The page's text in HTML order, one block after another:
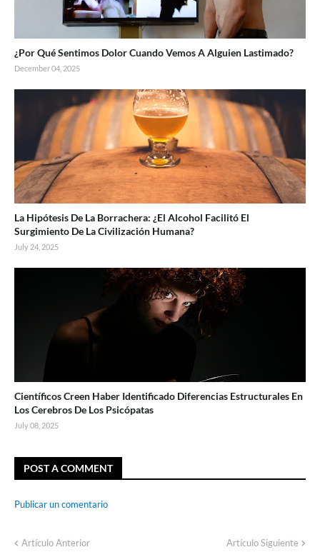
¿Por Qué Sentimos Dolor Cuando Vemos A Alguien Lastimado?
December 04, 2025
La Hipótesis De La Borrachera: ¿El Alcohol Facilitó El
Surgimiento De La Civilización Humana?
July 24, 2025
Científicos Creen Haber Identificado Diferencias Estructurales En
Los Cerebros De Los Psicópatas
July 08, 2025
POST A COMMENT
Publicar un comentario
Artículo Anterior Artículo Siguiente